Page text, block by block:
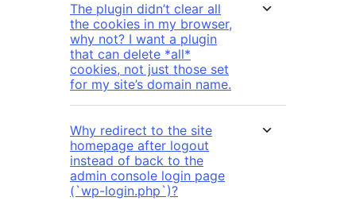
The plugin didn’t clear all
the cookies in my browser,
why not? I want a plugin
that can delete *all*
cookies, not just those set
for my site’s domain name.
Why redirect to the site
homepage after logout
instead of back to the
admin console login page
(`wp-login.php`)?